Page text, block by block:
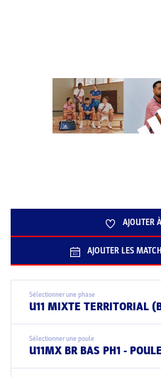
AJOUTER
AJOUTER LES
Sélectionner une phase
U11 MIXTE TERRITORIAL
Sélectionner une poule
U11MX BR BAS PH1 -